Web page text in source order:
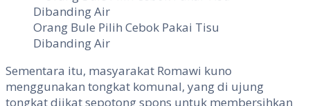
Orang Bule Pilih Cebok Pakai Tisu
Dibanding Air
Sementara itu, masyarakat Romawi kuno
menggunakan tongkat komunal, yang di ujung
tongkat diikat sepotong spons untuk membersihkan